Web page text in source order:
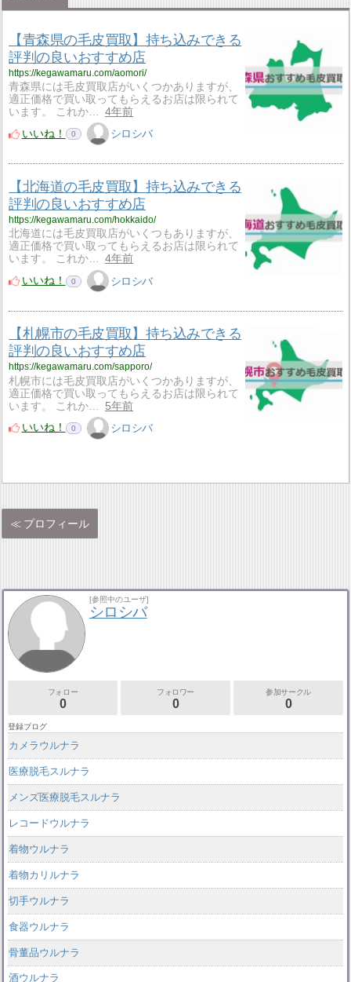
【青森県の毛皮買取】持ち込みできる
評判の良いおすすめ店
https://kegawamaru.com/aomori/
青森県には毛皮買取店がいくつかありますが、
適正価格で買い取ってもらえるお店は限られて
います。 これか…
4年前
いいね！
0 シロシバ
【北海道の毛皮買取】持ち込みできる
評判の良いおすすめ店
https://kegawamaru.com/hokkaido/
北海道には毛皮買取店がいくつもありますが、
適正価格で買い取ってもらえるお店は限られて
います。 これか…
4年前
いいね！
0 シロシバ
【札幌市の毛皮買取】持ち込みできる
評判の良いおすすめ店
https://kegawamaru.com/sapporo/
札幌市には毛皮買取店がいくつかありますが、
適正価格で買い取ってもらえるお店は限られて
います。 これか…
5年前
いいね！
0 シロシバ
プロフィール
[参照中のユーザ]
シロシバ
フォロー
0
フォロワー
0
参加サークル
0
登録ブログ
カメラウルナラ
医療脱毛スルナラ
メンズ医療脱毛スルナラ
レコードウルナラ
着物ウルナラ
着物カリルナラ
切手ウルナラ
食器ウルナラ
骨董品ウルナラ
酒ウルナラ